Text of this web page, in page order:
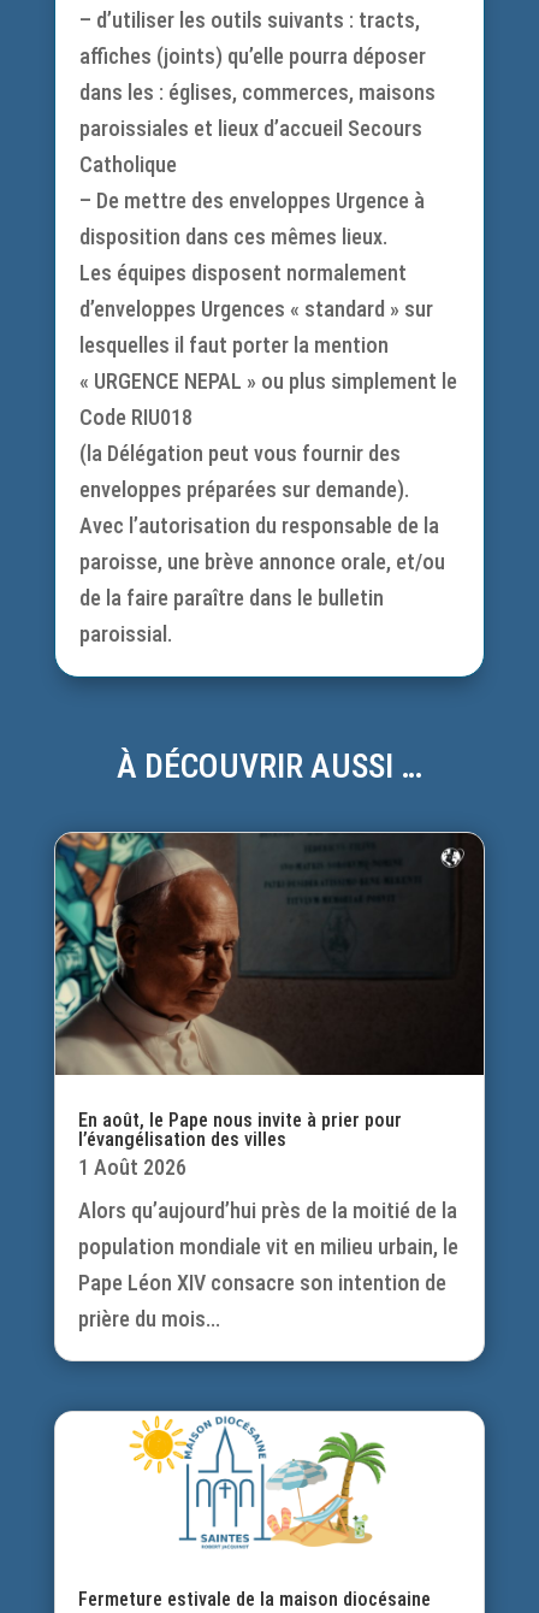
– d’utiliser les outils suivants : tracts,
affiches (joints) qu’elle pourra déposer
dans les : églises, commerces, maisons
paroissiales et lieux d’accueil Secours
Catholique
– De mettre des enveloppes Urgence à
disposition dans ces mêmes lieux.
Les équipes disposent normalement
d’enveloppes Urgences « standard » sur
lesquelles il faut porter la mention
« URGENCE NEPAL » ou plus simplement le
Code RIU018
(la Délégation peut vous fournir des
enveloppes préparées sur demande).
Avec l’autorisation du responsable de la
paroisse, une brève annonce orale, et/ou
de la faire paraître dans le bulletin
paroissial.
À DÉCOUVRIR AUSSI …
En août, le Pape nous invite à prier pour
l’évangélisation des villes
1 Août 2026
Alors qu’aujourd’hui près de la moitié de la
population mondiale vit en milieu urbain, le
Pape Léon XIV consacre son intention de
prière du mois...
Fermeture estivale de la maison diocésaine